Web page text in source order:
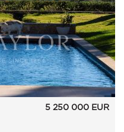
5 250 000 EUR